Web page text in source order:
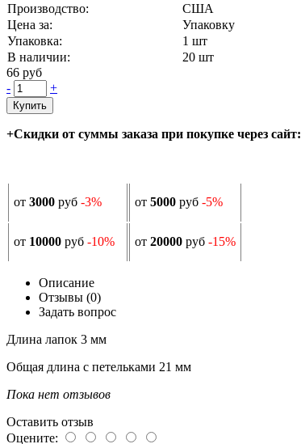
Производство:
США
Цена за:
Упаковку
Упаковка:
1 шт
В наличии:
20 шт
66 руб
-
+
Купить
+Скидки от суммы заказа при покупке через сайт:
от 3000 руб -3% от 5000 руб -5%
от 10000 руб -10% от 20000 руб -15%
Описание
Отзывы (0)
Задать вопрос
Длина лапок 3 мм
Общая длина с петельками 21 мм
Пока нет отзывов
Оставить отзыв
Оцените: